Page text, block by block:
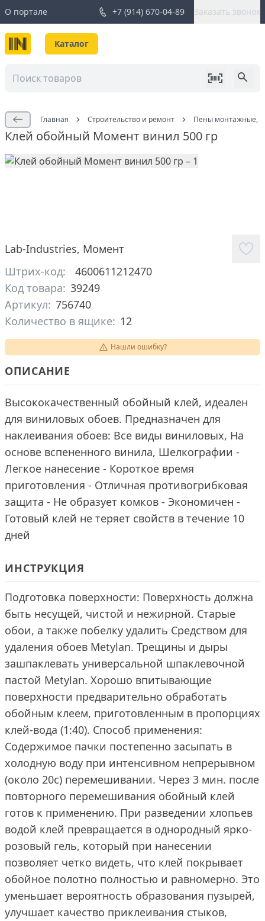
О портале +7 (914) 670-04-89 Заказать звонок
Каталог
Главная Строительство и ремонт Пены монтажные,
Клей обойный Момент винил 500 гр
Lab-Industries, Момент
Штрих-код:
4600611212470
Код товара: 39249
Артикул: 756740
Количество в ящике: 12
Нашли ошибку?
ОПИСАНИЕ
Высококачественный обойный клей, идеален
для виниловых обоев. Предназначен для
наклеивания обоев: Все виды виниловых, На
основе вспененного винила, Шелкографии -
Легкое нанесение - Короткое время
приготовления - Отличная противогрибковая
защита - Не образует комков - Экономичен -
Готовый клей не теряет свойств в течение 10
дней
ИНСТРУКЦИЯ
Подготовка поверхности: Поверхность должна
быть несущей, чистой и нежирной. Старые
обои, а также побелку удалить Средством для
удаления обоев Metylan. Трещины и дыры
зашпаклевать универсальной шпаклевочной
пастой Metylan. Хорошо впитывающие
поверхности предварительно обработать
обойным клеем, приготовленным в пропорциях
клей-вода (1:40). Способ применения:
Содержимое пачки постепенно засыпать в
холодную воду при интенсивном непрерывном
(около 20с) перемешивании. Через 3 мин. после
повторного перемешивания обойный клей
готов к применению. При разведении хлопьев
водой клей превращается в однородный ярко-
розовый гель, который при нанесении
позволяет четко видеть, что клей покрывает
обойное полотно полностью и равномерно. Это
уменьшает вероятность образования пузырей,
улучшает качество приклеивания стыков,